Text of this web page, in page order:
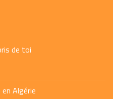
de toi
Algérie